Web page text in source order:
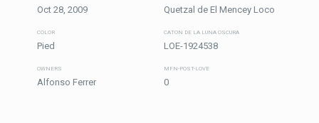
Oct 28, 2009
COLOR
Pied
OWNERS
Alfonso Ferrer
Quetzal de El Mencey Loco
CATON DE LA LUNA OSCURA
LOE-1924538
MFN-POST-LOVE
0